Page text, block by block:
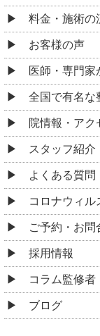
料金・施術の
お客様の声
医師・専門家
全国で有名な
院情報・アク
スタッフ紹介
よくある質問
コロナウィル
ご予約・お問
採用情報
コラム監修者
ブログ